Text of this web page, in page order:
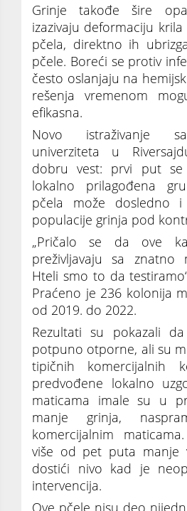
Grinje takođe šire
izazivaju deformaciju
pčela, direktno ih
pčele. Boreći se protiv
često oslanjaju na
rešenja vremenom
efikasna.
Novo istraživanje
univerziteta u
dobru vest: prvi put se
lokalno prilagođena
pčela može dosledno
populacije grinja pod
„Pričalo se da ove
preživljavaju sa znatno
Hteli smo to da
Praćeno je 236 kolonija
od 2019. do 2022.
Rezultati su pokazali
potpuno otporne, ali su
tipičnih komercijalnih
predvođene lokalno
maticama imale su u
manje grinja,
komercijalnim
više od pet puta manje
dostići nivo kad je
intervencija.
Ove pčele nisu deo